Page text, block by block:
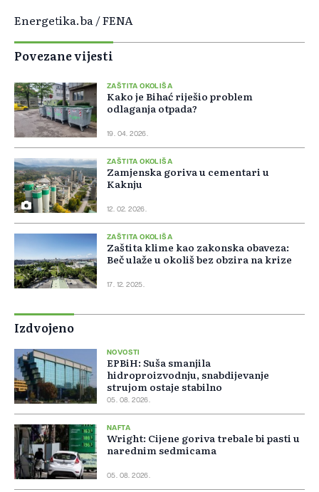
Energetika.ba / FENA
Povezane vijesti
ZAŠTITA OKOLIŠA
Kako je Bihać riješio problem
odlaganja otpada?
19. 04. 2026.
ZAŠTITA OKOLIŠA
Zamjenska goriva u cementari u
Kaknju
12. 02. 2026.
ZAŠTITA OKOLIŠA
Zaštita klime kao zakonska obaveza:
Beč ulaže u okoliš bez obzira na krize
17. 12. 2025.
Izdvojeno
NOVOSTI
EPBiH: Suša smanjila
hidroproizvodnju, snabdijevanje
strujom ostaje stabilno
05. 08. 2026.
NAFTA
Wright: Cijene goriva trebale bi pasti u
narednim sedmicama
05. 08. 2026.